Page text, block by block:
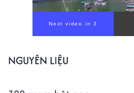
Next video in 1
NGUYÊN LIỆU